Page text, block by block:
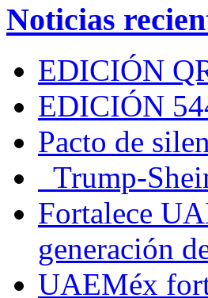
Noticias
EDICIÓN
EDICIÓN
Pacto de
Trump-
Fortalece
generación
UAEMéx